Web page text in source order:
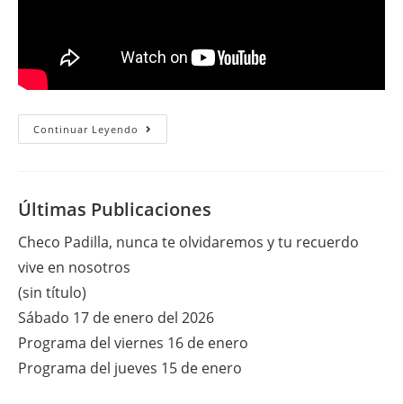
Continuar Leyendo Domingo
18
Últimas Publicaciones
Checo Padilla, nunca te olvidaremos y tu recuerdo
vive en nosotros
(sin título)
Sábado 17 de enero del 2026
Programa del viernes 16 de enero
Programa del jueves 15 de enero